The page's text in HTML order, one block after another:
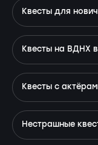
Квесты для
Квесты на ВДНХ
Квесты с
Нестрашные